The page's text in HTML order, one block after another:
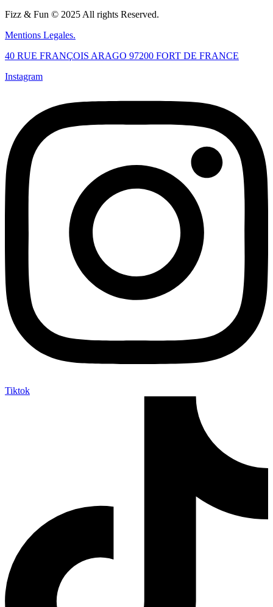
Fizz & Fun © 2025 All rights Reserved.
Mentions Legales.
40 RUE FRANÇOIS ARAGO 97200 FORT DE FRANCE
Instagram
Tiktok